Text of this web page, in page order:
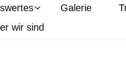
Galerie
wir sind